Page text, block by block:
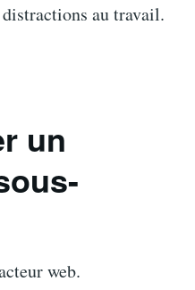
au travail.
un
web.